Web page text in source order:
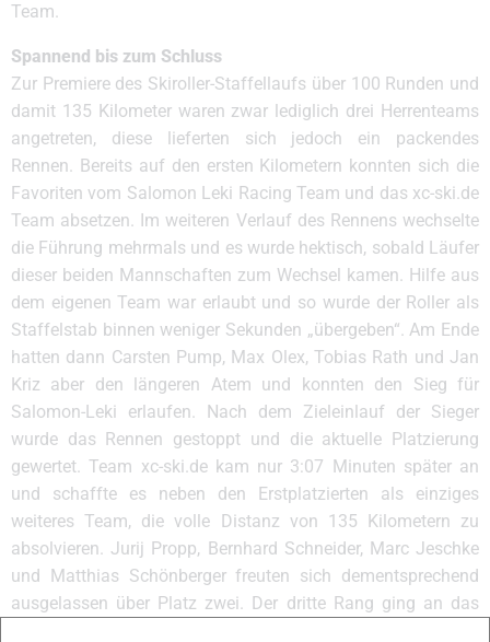
Team.
Spannend bis zum Schluss
Zur Premiere des Skiroller-Staffellaufs über 100 Runden und
damit 135 Kilometer waren zwar lediglich drei Herrenteams
angetreten, diese lieferten sich jedoch ein packendes
Rennen. Bereits auf den ersten Kilometern konnten sich die
Favoriten vom Salomon Leki Racing Team und das xc-ski.de
Team absetzen. Im weiteren Verlauf des Rennens wechselte
die Führung mehrmals und es wurde hektisch, sobald Läufer
dieser beiden Mannschaften zum Wechsel kamen. Hilfe aus
dem eigenen Team war erlaubt und so wurde der Roller als
Staffelstab binnen weniger Sekunden „übergeben“. Am Ende
hatten dann Carsten Pump, Max Olex, Tobias Rath und Jan
Kriz aber den längeren Atem und konnten den Sieg für
Salomon-Leki erlaufen. Nach dem Zieleinlauf der Sieger
wurde das Rennen gestoppt und die aktuelle Platzierung
gewertet. Team xc-ski.de kam nur 3:07 Minuten später an
und schaffte es neben den Erstplatzierten als einziges
weiteres Team, die volle Distanz von 135 Kilometern zu
absolvieren. Jurij Propp, Bernhard Schneider, Marc Jeschke
und Matthias Schönberger freuten sich dementsprechend
ausgelassen über Platz zwei. Der dritte Rang ging an das